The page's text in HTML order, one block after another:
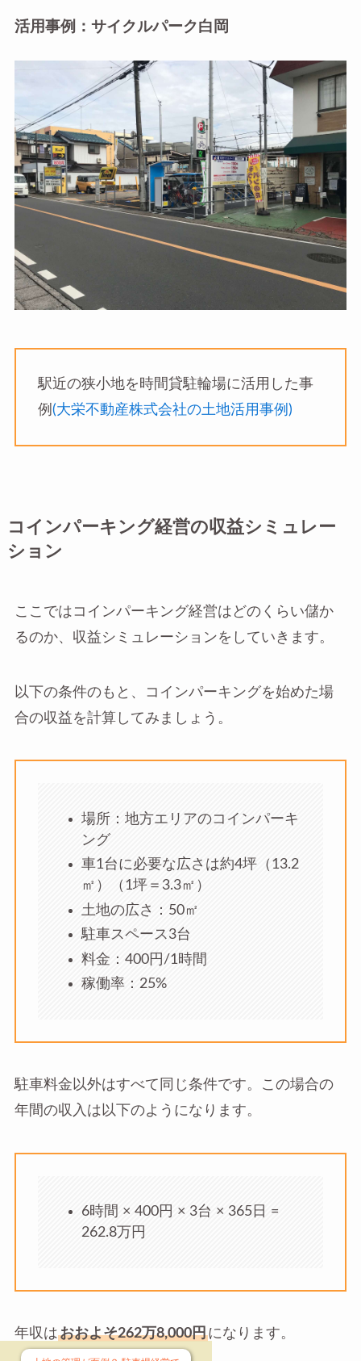
活用事例：サイクルパーク白岡
駅近の狭小地を時間貸駐輪場に活用した事
例 (大栄不動産株式会社の土地活用事例)
コインパーキング経営の収益シミュレー
ション
ここではコインパーキング経営はどのくらい儲か
るのか、収益シミュレーションをしていきます。
以下の条件のもと、コインパーキングを始めた場
合の収益を計算してみましょう。
場所：地方エリアのコインパーキ
ング
車1台に必要な広さは約4坪（13.2
㎡）（1坪＝3.3㎡）
土地の広さ：50㎡
駐車スペース3台
料金：400円/1時間
稼働率：25%
駐車料金以外はすべて同じ条件です。この場合の
年間の収入は以下のようになります。
6時間 × 400円 × 3台 × 365日 =
262.8万円
年収はおおよそ262万8,000円になります。